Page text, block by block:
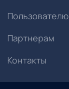
Пользователю
Партнерам
Контакты